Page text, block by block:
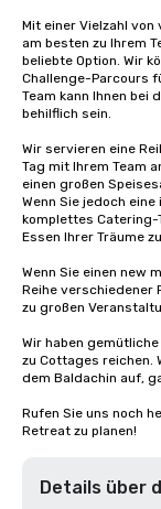
Mit einer Vielzahl
am besten zu Ihrem
beliebte Option. Wir
Challenge-Parcours
Team kann Ihnen bei
behilflich sein.
Wir servieren eine
Tag mit Ihrem Team
einen großen
Wenn Sie jedoch
komplettes Catering-
Essen Ihrer Träume
Wenn Sie einen new
Reihe verschiedener
zu großen
Wir haben
zu Cottages reichen.
dem Baldachin auf,
Rufen Sie uns noch
Retreat zu planen!
Details über